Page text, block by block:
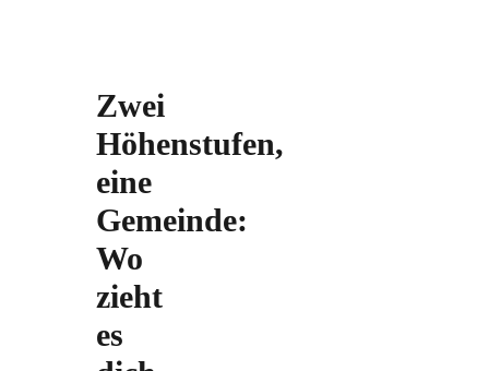
Zwei
Höhenstufen,
eine
Gemeinde:
Wo
zieht
es